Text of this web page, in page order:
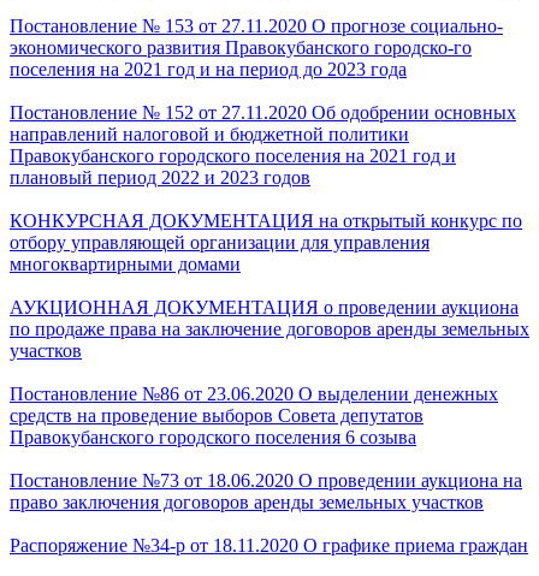
Постановление № 153 от 27.11.2020 О прогнозе социально-
экономического развития Правокубанского городско-го
поселения на 2021 год и на период до 2023 года
Постановление № 152 от 27.11.2020 Об одобрении основных
направлений налоговой и бюджетной политики
Правокубанского городского поселения на 2021 год и
плановый период 2022 и 2023 годов
КОНКУРСНАЯ ДОКУМЕНТАЦИЯ на открытый конкурс по
отбору управляющей организации для управления
многоквартирными домами
АУКЦИОННАЯ ДОКУМЕНТАЦИЯ о проведении аукциона
по продаже права на заключение договоров аренды земельных
участков
Постановление №86 от 23.06.2020 О выделении денежных
средств на проведение выборов Совета депутатов
Правокубанского городского поселения 6 созыва
Постановление №73 от 18.06.2020 О проведении аукциона на
право заключения договоров аренды земельных участков
Распоряжение №34-р от 18.11.2020 О графике приема граждан